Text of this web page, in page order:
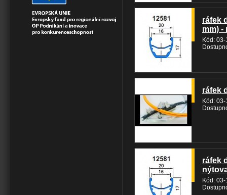
ráfek
mm) -
Kód:
ráfek
Kód:
ráfek
Kód: